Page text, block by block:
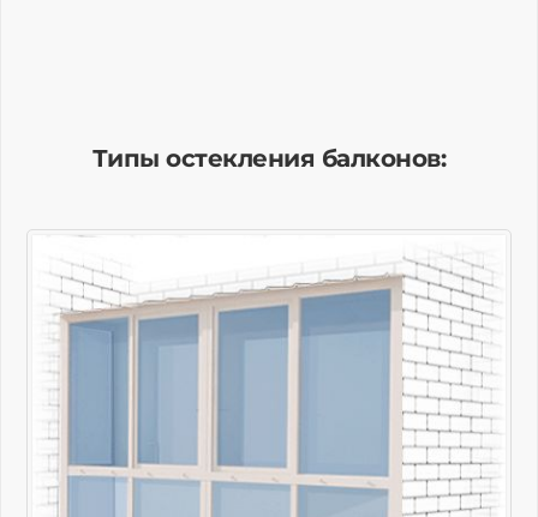
Типы остекления балконов: